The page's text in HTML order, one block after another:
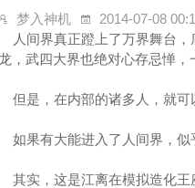
梦入神机
2014-07-08
人间界真正蹬上了万界舞台，
，武四大界也绝对心存忌惮，
但是，在内部的诸多人，就可
如果有大能进入了人间界，似
其实，这是江离在模拟造化王